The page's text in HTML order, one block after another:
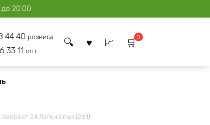
20:00
44 40 розница
33 11 опт
0
Эверест 24 Легкий пар (281)